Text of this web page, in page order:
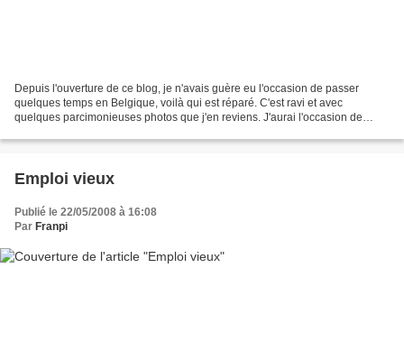
Depuis l'ouverture de ce blog, je n'avais guère eu l'occasion de passer
quelques temps en Belgique, voilà qui est réparé. C'est ravi et avec
quelques parcimonieuses photos que j'en reviens. J'aurai l'occasion de
Emploi vieux
Publié le 22/05/2008 à 16:08
Par Franpi